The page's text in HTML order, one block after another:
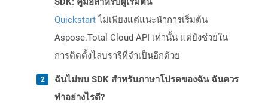
Quickstartไม่เพียงแต่แนะนำการเริ่มต้น
Aspose.Total Cloud API เท่านั้น แต่ยังช่วยใน
การติดตั้งไลบรารีที่จำเป็นอีกด้วย
ฉันไม่พบ SDK สำหรับภาษาโปรดของฉัน ฉันควร
ทำอย่างไรดี?